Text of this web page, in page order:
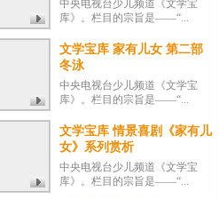
中央电视台少儿频道《文学宝
库》。栏目的宗旨是——“...
文学宝库 家有儿女 第二部
冬泳
中央电视台少儿频道《文学宝
库》。栏目的宗旨是——“...
文学宝库 情景喜剧《家有儿
女》系列赏析
中央电视台少儿频道《文学宝
库》。栏目的宗旨是——“...